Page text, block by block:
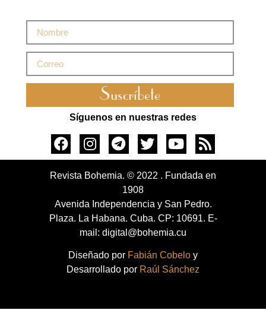
Suscríbete
Síguenos en nuestras redes
Revista Bohemia. © 2022 . Fundada en
1908
Avenida Independencia y San Pedro.
Plaza. La Habana. Cuba. CP: 10691. E-
mail: digital@bohemia.cu
Diseñado por Fabián Cobelo y
Desarrollado por Raúl Sánchez